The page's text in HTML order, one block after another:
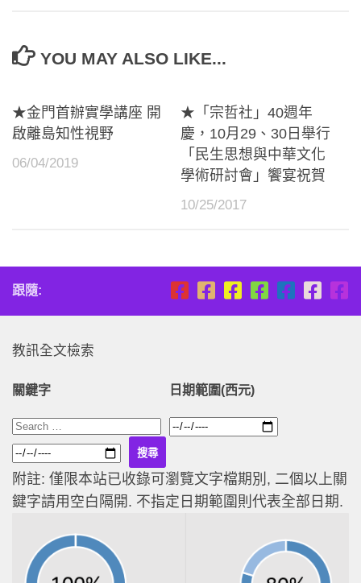
YOU MAY ALSO LIKE...
★金門首辦實學講座 開
啟離島知性視野
06/04/2019
★「宗哲社」40週年
慶，10月29、30日舉行
「民生思想與中華文化
學術研討會」饗宴祝賀
10/25/2017
跟隨:
教訊全文檢索
關鍵字 日期範圍(西元)
附註: 僅限本站已收錄可瀏覽文字檔期別, 二個以上關
鍵字請用空白隔開. 不指定日期範圍則代表全部日期.